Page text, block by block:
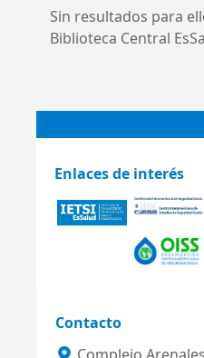
Sin resultados para
Biblioteca Central
Enlaces de interés
Contacto